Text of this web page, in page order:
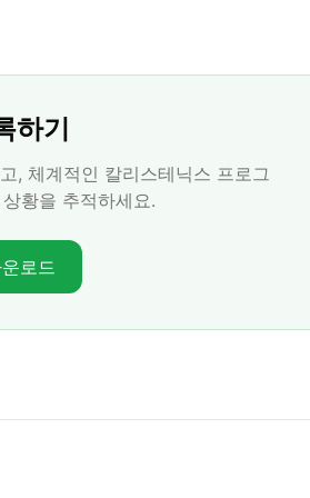
하기
, 체계적인 칼리스테닉스 프로그
황을 추적하세요.
로드